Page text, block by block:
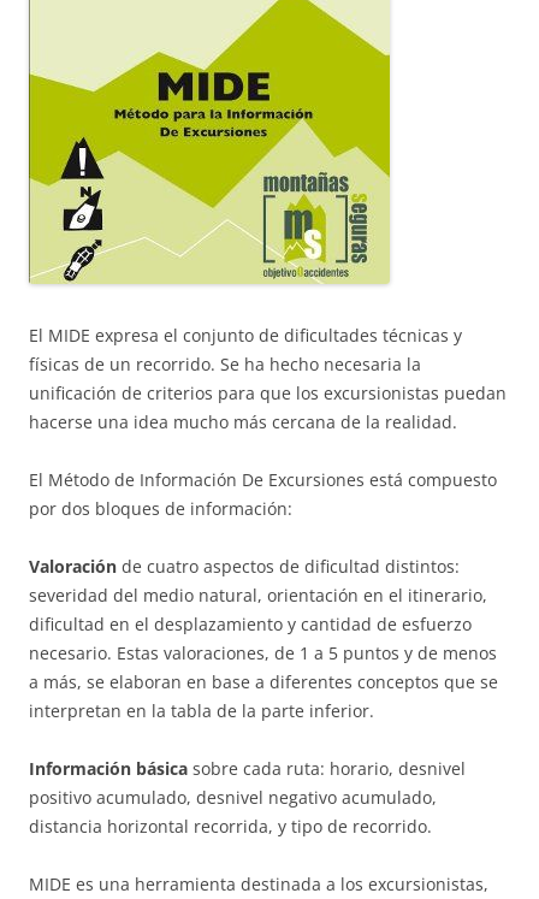
El MIDE expresa el conjunto de dificultades técnicas y
físicas de un recorrido. Se ha hecho necesaria la
unificación de criterios para que los excursionistas puedan
hacerse una idea mucho más cercana de la realidad.
El Método de Información De Excursiones está compuesto
por dos bloques de información:
Valoración de cuatro aspectos de dificultad distintos:
severidad del medio natural, orientación en el itinerario,
dificultad en el desplazamiento y cantidad de esfuerzo
necesario. Estas valoraciones, de 1 a 5 puntos y de menos
a más, se elaboran en base a diferentes conceptos que se
interpretan en la tabla de la parte inferior.
Información básica sobre cada ruta: horario, desnivel
positivo acumulado, desnivel negativo acumulado,
distancia horizontal recorrida, y tipo de recorrido.
MIDE es una herramienta destinada a los excursionistas,